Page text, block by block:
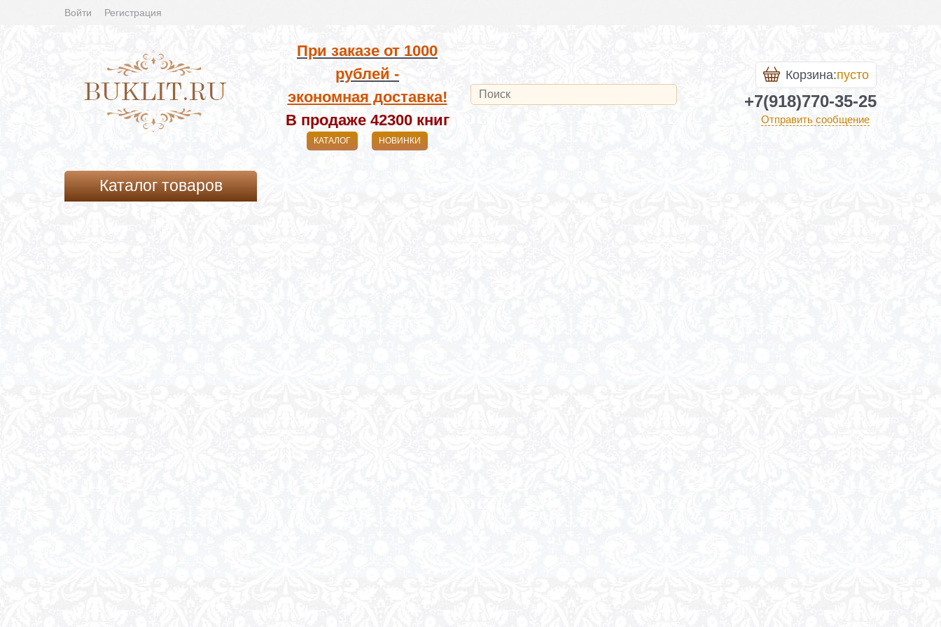
Войти Регистрация
При заказе от 1000
рублей -
экономная доставка!
В продаже 42300 книг
КАТАЛОГ НОВИНКИ
Корзина:пусто
+7(918)770-35-25
Отправить сообщение
Каталог товаров